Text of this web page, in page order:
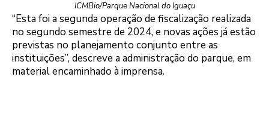
ICMBio/Parque Nacional do Iguaçu
“Esta foi a segunda operação de fiscalização realizada
no segundo semestre de 2024, e novas ações já estão
previstas no planejamento conjunto entre as
instituições”, descreve a administração do parque, em
material encaminhado à imprensa.